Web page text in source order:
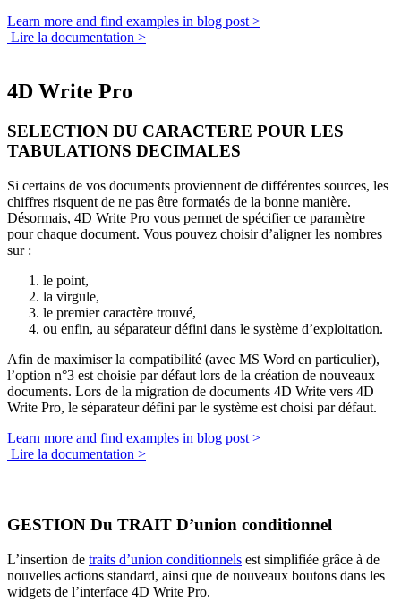
Learn more and find examples in blog post >
Lire la documentation >
4D Write Pro
SELECTION DU CARACTERE POUR LES
TABULATIONS DECIMALES
Si certains de vos documents proviennent de différentes sources, les
chiffres risquent de ne pas être formatés de la bonne manière.
Désormais, 4D Write Pro vous permet de spécifier ce paramètre
pour chaque document. Vous pouvez choisir d’aligner les nombres
sur :
le point,
la virgule,
le premier caractère trouvé,
ou enfin, au séparateur défini dans le système d’exploitation.
Afin de maximiser la compatibilité (avec MS Word en particulier),
l’option n°3 est choisie par défaut lors de la création de nouveaux
documents. Lors de la migration de documents 4D Write vers 4D
Write Pro, le séparateur défini par le système est choisi par défaut.
Learn more and find examples in blog post >
Lire la documentation >
GESTION Du TRAIT D’union conditionnel
L’insertion de traits d’union conditionnels est simplifiée grâce à de
nouvelles actions standard, ainsi que de nouveaux boutons dans les
widgets de l’interface 4D Write Pro.